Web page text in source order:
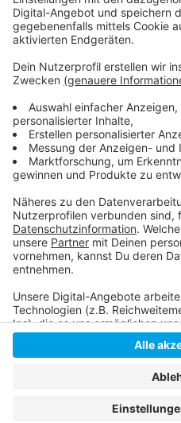
Weitere Infos und Links
2021!
Aktuelle Verzögerungen
INFOS zu den FFP 2-
Anzeige
Anzeige